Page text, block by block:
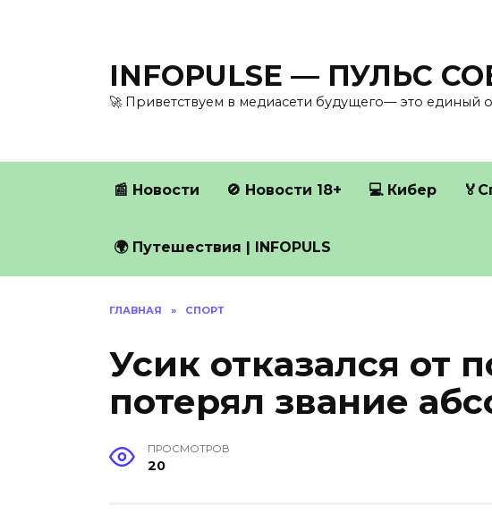
INFOPULSE — ПУЛЬС
🚀 Приветствуем в медиасети будущего— это единый
📰 Новости 🚫 Новости 18+ 💻 Кибер
🌍 Путешествия | INFOPULS
ГЛАВНАЯ » СПОРТ
Усик отказался от
потерял звание
ПРОСМОТРОВ
20